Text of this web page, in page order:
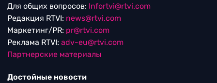
Для общих вопросов: Infortvi@rtvi.com
Редакция RTVI: news@rtvi.com
Маркетинг/PR: pr@rtvi.com
Реклама RTVI: adv-eu@rtvi.com
Партнерские материалы
Достойные новости